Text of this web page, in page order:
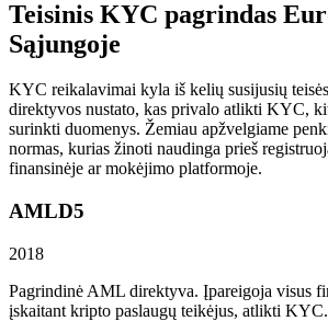
Teisinis KYC pagrindas
Sąjungoje
KYC reikalavimai kyla iš kelių susijusių
direktyvos nustato, kas privalo atlikti KYC,
surinkti duomenys. Žemiau apžvelgiame
normas, kurias žinoti naudinga prieš
finansinėje ar mokėjimo platformoje.
AMLD5
2018
Pagrindinė AML direktyva. Įpareigoja visus
įskaitant kripto paslaugų teikėjus, atlikti KYC.